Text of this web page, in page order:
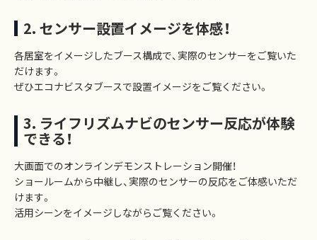
2. センサー設置イメージを体感！
各居室をイメージしたブース構成で、実際のセンサーをご覧いた
だけます。
ぜひエコナビスタブースで設置イメージをご覧ください。
3. ライフリズムナビのセンサー反応が体験
できる！
大画面でのオンラインデモンストレーション開催！
ショールームから中継し、実際のセンサーの反応をご体感いただ
けます。
活用シーンをイメージしながらご覧ください。